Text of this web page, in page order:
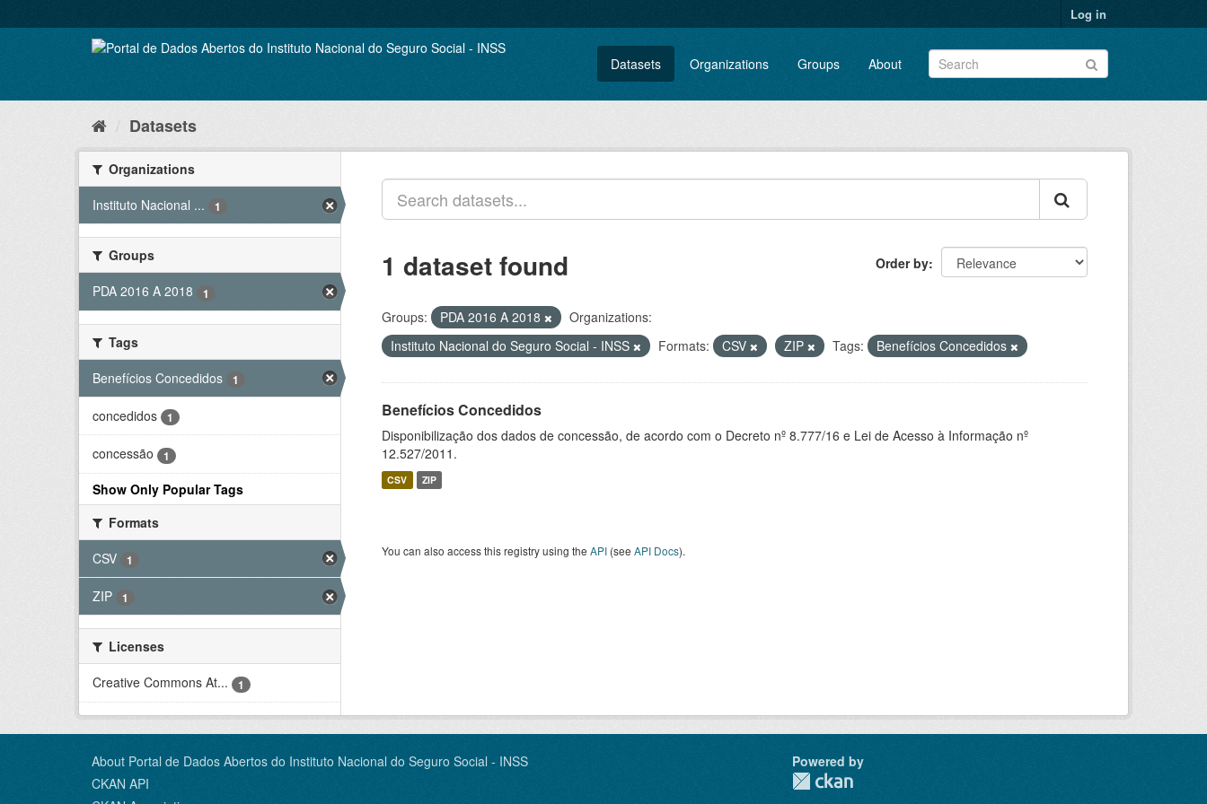
to
Log in
Datasets Organizations Groups About
Datasets
Organizations
Instituto Nacional ...
1
Groups
PDA 2016 A 2018
1
Tags
Benefícios Concedidos
1
concedidos 1
concessão 1
Show Only Popular Tags
Formats
CSV
1
ZIP 1
Licenses
Creative Commons At...
1
Order by
1 dataset found
Groups: PDA 2016 A 2018
Organizations:
Instituto Nacional do Seguro Social - INSS
Formats: CSV ZIP Tags: Benefícios Concedidos
Benefícios Concedidos
Disponibilização dos dados de concessão, de acordo com o Decreto nº 8.777/16 e Lei de Acesso à Informação nº
12.527/2011.
CSV ZIP
You can also access this registry using the API (see API Docs).
About Portal de Dados Abertos do Instituto Nacional do Seguro Social - INSS
CKAN API
Powered by